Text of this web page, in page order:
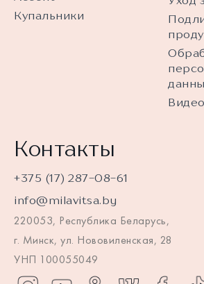
Купальники
Контакты
+375 (17) 287-08-61
info@milavitsa.by
220053, Республика Беларусь,
г. Минск, ул. Нововиленская, 28
УНП 100055049